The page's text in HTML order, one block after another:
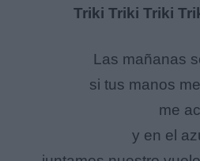
Triki Triki Triki
Las mañanas
si tus manos
me
y en el